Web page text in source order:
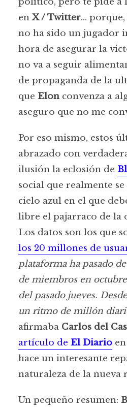
en X / Twitter… porque,
no ha sido un jugador
hora de asegurar la
no va a seguir
de propaganda de la
que Elonconvenza a
aseguro que no me
Por eso mismo, estos
abrazado con
ilusión la eclosión de
social que realmente
cielo azul en el que
libre el pajarraco de la
Los datos son los que
los 20 millones de
plataforma ha pasado
de miembros en
del pasado jueves.
un ritmo de millón
afirmaba Carlos del
artículo de El Diarioen
hace un interesante
naturaleza de la nueva
Un pequeño resumen: